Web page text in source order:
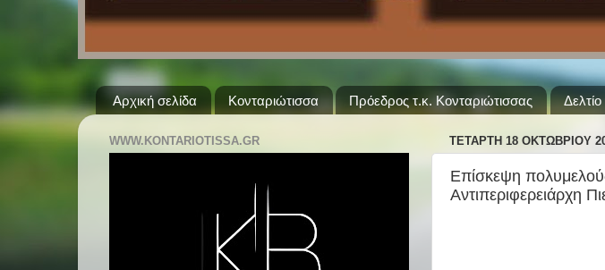
Αρχική σελίδα Κονταριώτισσα Πρόεδρος τ.κ. Κονταριώτισσας
ΤΕΤΆΡΤΗ 18 ΟΚΤΩΒΡΊΟΥ
Επίσκεψη
Αντιπεριφερειάρχη
WWW.KONTARIOTISSA.GR